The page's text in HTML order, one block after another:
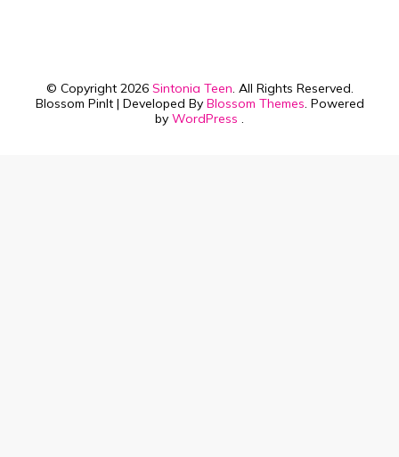
© Copyright 2026 Sintonia Teen. All Rights Reserved.
Blossom PinIt | Developed By Blossom Themes. Powered
by WordPress .